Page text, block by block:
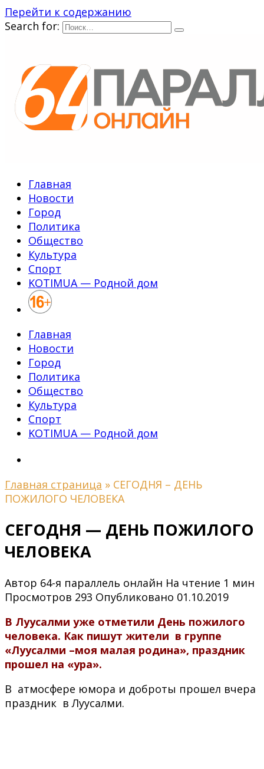
Перейти к содержанию
Search for:
Главная
Новости
Город
Политика
Общество
Культура
Спорт
KOTIMUA — Родной дом
Главная
Новости
Город
Политика
Общество
Культура
Спорт
KOTIMUA — Родной дом
Главная страница » СЕГОДНЯ – ДЕНЬ
ПОЖИЛОГО ЧЕЛОВЕКА
СЕГОДНЯ — ДЕНЬ ПОЖИЛОГО
ЧЕЛОВЕКА
Автор 64-я параллель онлайн На чтение 1 мин
Просмотров 293 Опубликовано 01.10.2019
В Луусалми уже отметили День пожилого
человека. Как пишут жители в группе
«Луусалми –моя малая родина», праздник
прошел на «ура».
В атмосфере юмора и доброты прошел вчера
праздник в Луусалми.